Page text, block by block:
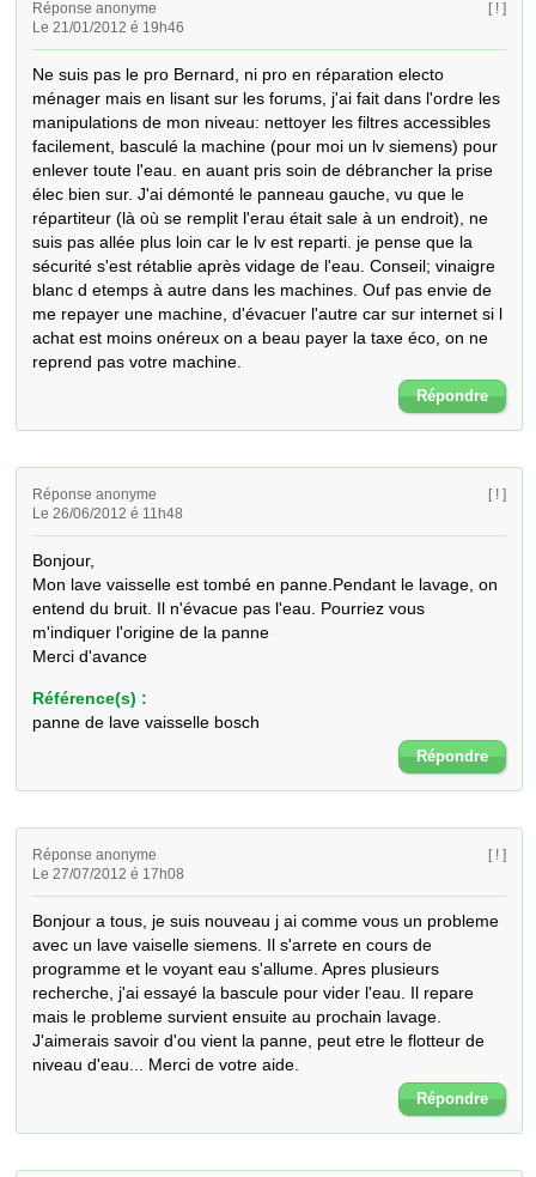
Réponse anonyme
Le 21/01/2012 é 19h46
[ ! ]
Ne suis pas le pro Bernard, ni pro en réparation electo
ménager mais en lisant sur les forums, j'ai fait dans l'ordre les
manipulations de mon niveau: nettoyer les filtres accessibles
facilement, basculé la machine (pour moi un lv siemens) pour
enlever toute l'eau. en auant pris soin de débrancher la prise
élec bien sur. J'ai démonté le panneau gauche, vu que le
répartiteur (là où se remplit l'erau était sale à un endroit), ne
suis pas allée plus loin car le lv est reparti. je pense que la
sécurité s'est rétablie après vidage de l'eau. Conseil; vinaigre
blanc d etemps à autre dans les machines. Ouf pas envie de
me repayer une machine, d'évacuer l'autre car sur internet si l
achat est moins onéreux on a beau payer la taxe éco, on ne
reprend pas votre machine.
Répondre
Réponse anonyme
Le 26/06/2012 é 11h48
[ ! ]
Bonjour,
Mon lave vaisselle est tombé en panne.Pendant le lavage, on
entend du bruit. Il n'évacue pas l'eau. Pourriez vous
m'indiquer l'origine de la panne
Merci d'avance
Référence(s) :
panne de lave vaisselle bosch
Répondre
Réponse anonyme
Le 27/07/2012 é 17h08
[ ! ]
Bonjour a tous, je suis nouveau j ai comme vous un probleme
avec un lave vaiselle siemens. Il s'arrete en cours de
programme et le voyant eau s'allume. Apres plusieurs
recherche, j'ai essayé la bascule pour vider l'eau. Il repare
mais le probleme survient ensuite au prochain lavage.
J'aimerais savoir d'ou vient la panne, peut etre le flotteur de
niveau d'eau... Merci de votre aide.
Répondre